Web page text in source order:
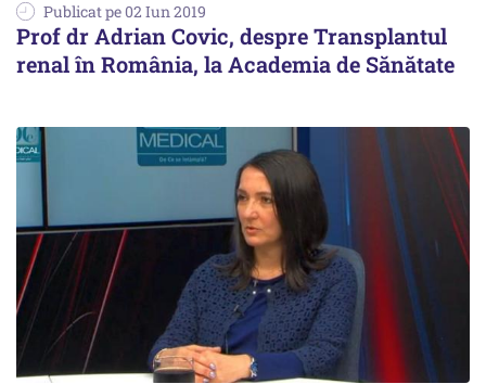
Publicat pe 02 Iun 2019
Prof dr Adrian Covic, despre Transplantul
renal în România, la Academia de Sănătate